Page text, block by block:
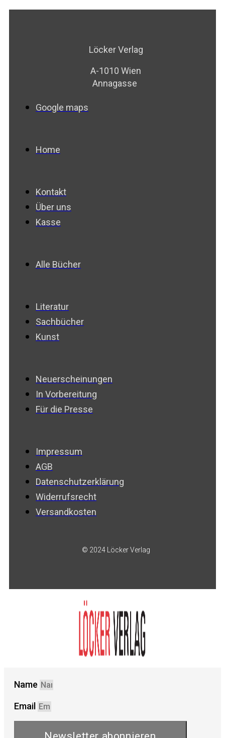
Löcker Verlag
A-1010 Wien
Annagasse
Google maps
Home
Kontakt
Über uns
Kasse
Alle Bücher
Literatur
Sachbücher
Kunst
Neuerscheinungen
In Vorbereitung
Für die Presse
Impressum
AGB
Datenschutzerklärung
Widerrufsrecht
Versandkosten
© 2024 Löcker Verlag
Name
Email